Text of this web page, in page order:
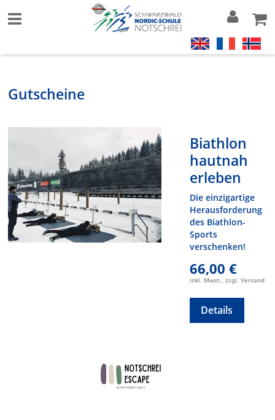
Gutscheine
Biathlon
hautnah
erleben
Die einzigartige
Herausforderung
des Biathlon-
Sports
verschenken!
66,00 €
inkl. Mwst., zzgl. Versand
Details